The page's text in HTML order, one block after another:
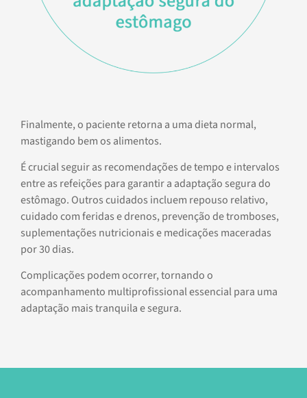
Finalmente, o paciente retorna a uma dieta normal,
mastigando bem os alimentos.
É crucial seguir as recomendações de tempo e intervalos
entre as refeições para garantir a adaptação segura do
estômago. Outros cuidados incluem repouso relativo,
cuidado com feridas e drenos, prevenção de tromboses,
suplementações nutricionais e medicações maceradas
por 30 dias.
Complicações podem ocorrer, tornando o
acompanhamento multiprofissional essencial para uma
adaptação mais tranquila e segura.